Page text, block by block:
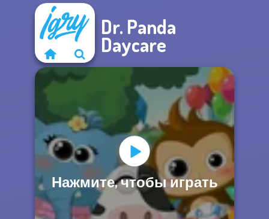
Dr. Panda
Daycare
Нажмите, чтобы играть